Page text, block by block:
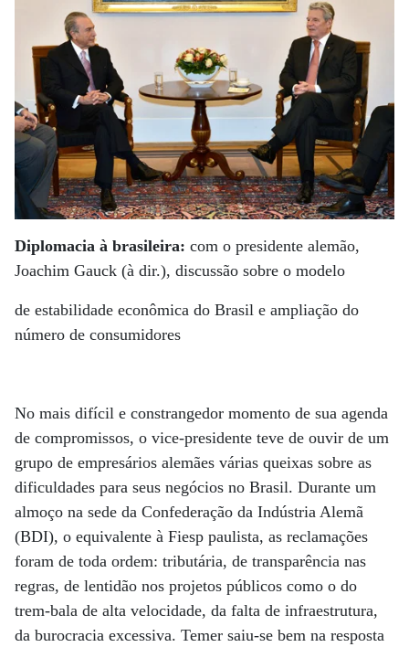
Diplomacia à brasileira: com o presidente alemão,
Joachim Gauck (à dir.), discussão sobre o modelo
de estabilidade econômica do Brasil e ampliação do
número de consumidores
No mais difícil e constrangedor momento de sua agenda
de compromissos, o vice-presidente teve de ouvir de um
grupo de empresários alemães várias queixas sobre as
dificuldades para seus negócios no Brasil. Durante um
almoço na sede da Confederação da Indústria Alemã
(BDI), o equivalente à Fiesp paulista, as reclamações
foram de toda ordem: tributária, de transparência nas
regras, de lentidão nos projetos públicos como o do
trem-bala de alta velocidade, da falta de infraestrutura,
da burocracia excessiva. Temer saiu-se bem na resposta